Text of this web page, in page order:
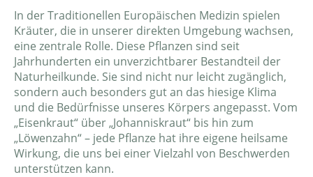
In der Traditionellen Europäischen Medizin spielen
Kräuter, die in unserer direkten Umgebung wachsen,
eine zentrale Rolle. Diese Pflanzen sind seit
Jahrhunderten ein unverzichtbarer Bestandteil der
Naturheilkunde. Sie sind nicht nur leicht zugänglich,
sondern auch besonders gut an das hiesige Klima
und die Bedürfnisse unseres Körpers angepasst. Vom
„Eisenkraut“ über „Johanniskraut“ bis hin zum
„Löwenzahn“ – jede Pflanze hat ihre eigene heilsame
Wirkung, die uns bei einer Vielzahl von Beschwerden
unterstützen kann.